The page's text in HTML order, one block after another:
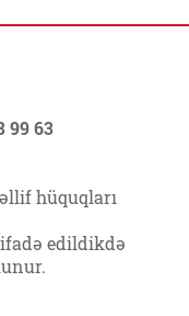
99 63
hüquqları
edildikdə